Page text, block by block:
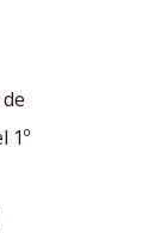
1º